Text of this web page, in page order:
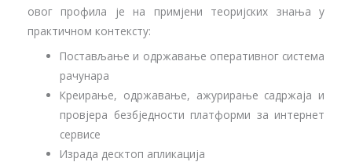
овог профила је на примјени теоријских знања у
практичном контексту:
Постављање и одржавање оперативног система
рачунара
Креирање, одржавање, ажурирање садржаја и
провјера безбједности платформи за интернет
сервисе
Израда десктоп апликација